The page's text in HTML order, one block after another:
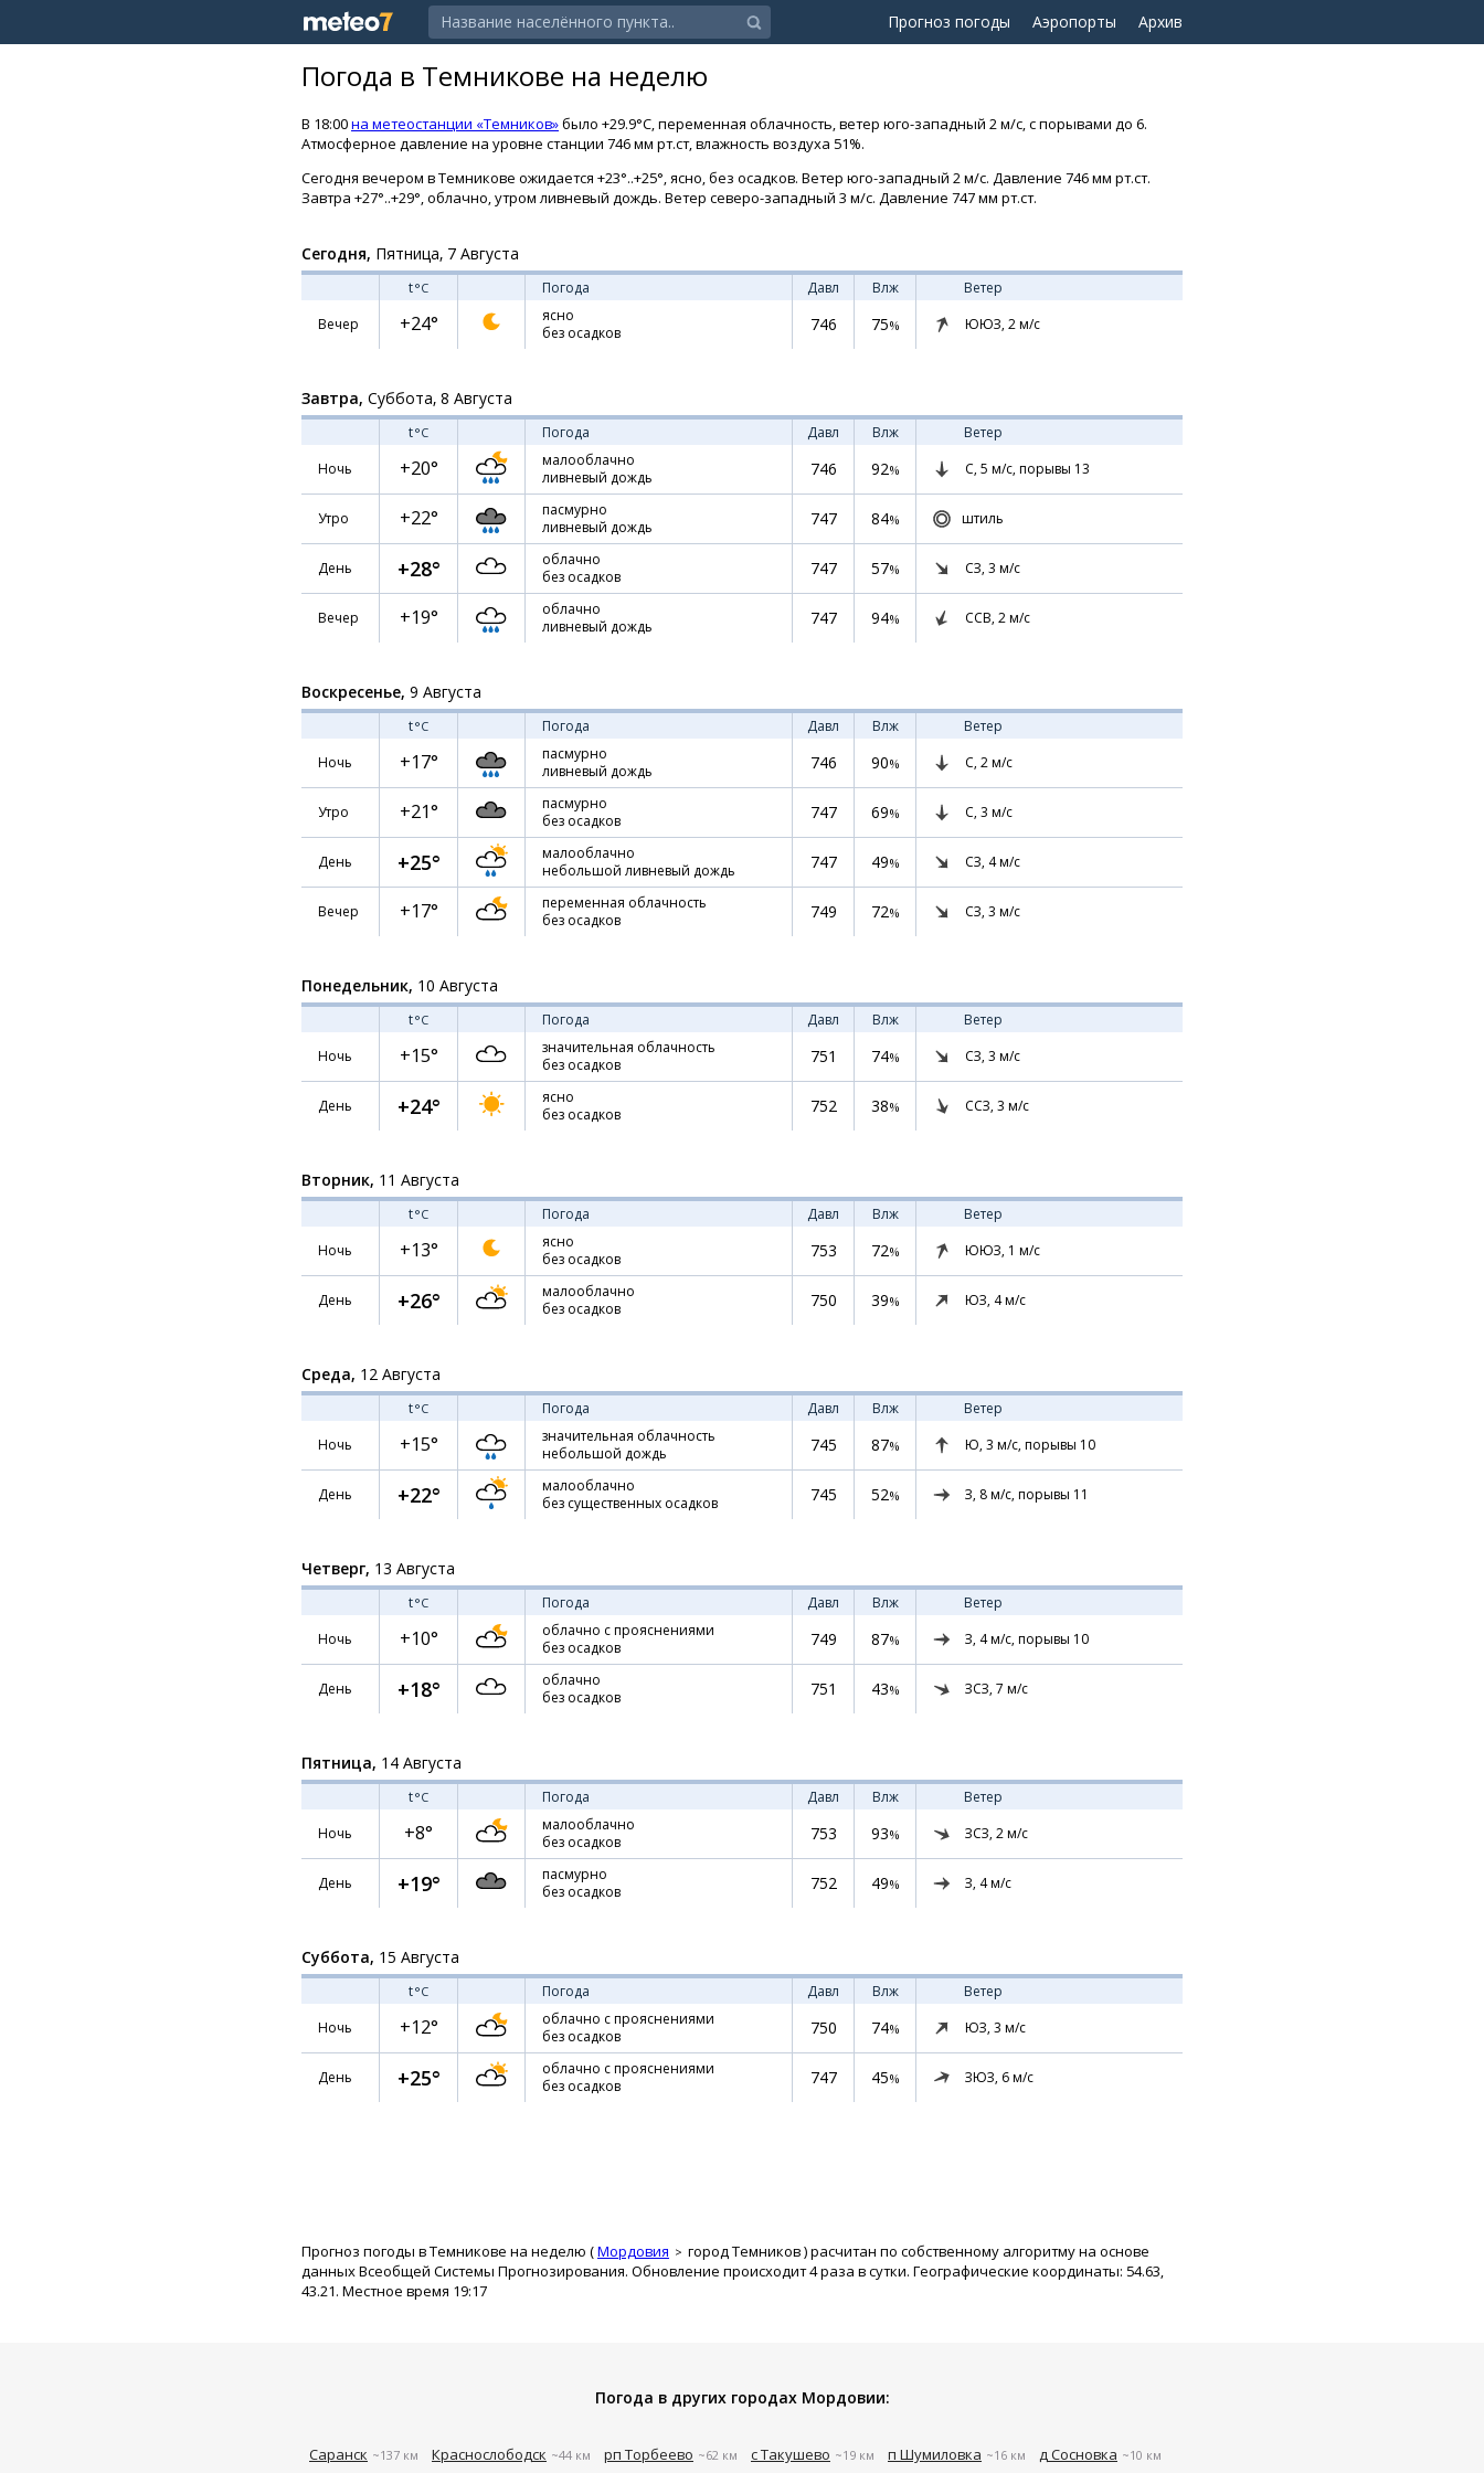
Прогноз погоды Аэропорты Архив
Погода в Темникове на неделю
В 18:00на метеостанции «Темников»было +29.9°C, переменная облачность, ветер юго-западный 2 м/с, с порывами до 6.
Атмосферное давление на уровне станции 746 мм рт.ст, влажность воздуха 51%.
Сегодня вечером в Темникове ожидается +23°..+25°, ясно, без осадков. Ветер юго-западный 2 м/с. Давление 746 мм рт.ст.
Завтра +27°..+29°, облачно, утром ливневый дождь. Ветер северо-западный 3 м/с. Давление 747 мм рт.ст.
Сегодня, Пятница, 7 Августа
t°C Погода Давл Влж
Ветер
Вечер
+24°
ясно
без осадков
746 75% ЮЮЗ, 2м/с
Завтра, Суббота, 8 Августа
t°C Погода Давл Влж
Ветер
Ночь
+20°
малооблачно
ливневый дождь
746 92% С, 5 м/с, порывы 13
Утро +22°
пасмурно
ливневый дождь
747 84% штиль
День +28°
облачно
без осадков
747 57% СЗ, 3 м/с
Вечер +19°
облачно
ливневый дождь
747 94% ССВ, 2м/с
Воскресенье, 9 Августа
t°C Погода Давл Влж
Ветер
Ночь
+17°
пасмурно
ливневый дождь
746 90% С, 2м/с
Утро +21°
пасмурно
без осадков
747 69% С, 3 м/с
День +25°
малооблачно
небольшой ливневый дождь
747 49% СЗ, 4м/с
Вечер +17°
переменная облачность
без осадков
749 72% СЗ, 3 м/с
Понедельник, 10 Августа
t°C Погода Давл Влж
Ветер
Ночь
+15°
значительная облачность
без осадков
751 74% СЗ, 3 м/с
День +24°
ясно
без осадков
752 38% ССЗ, 3 м/с
Вторник, 11 Августа
t°C Погода Давл Влж
Ветер
Ночь
+13°
ясно
без осадков
753 72% ЮЮЗ, 1 м/с
День +26°
малооблачно
без осадков
750 39% ЮЗ, 4м/с
Среда, 12 Августа
t°C Погода Давл Влж
Ветер
Ночь
+15°
значительная облачность
небольшой дождь
745 87% Ю, 3 м/с, порывы 10
День +22°
малооблачно
без существенных осадков
745 52% З, 8м/с, порывы 11
Четверг, 13 Августа
t°C Погода Давл Влж
Ветер
Ночь
+10°
облачно с прояснениями
без осадков
749 87% З, 4м/с, порывы 10
День +18°
облачно
без осадков
751 43% ЗСЗ, 7 м/с
Пятница, 14 Августа
t°C Погода Давл Влж
Ветер
Ночь
+8°
малооблачно
без осадков
753 93% ЗСЗ, 2м/с
День +19°
пасмурно
без осадков
752 49% З, 4м/с
Суббота, 15 Августа
t°C Погода Давл Влж
Ветер
Ночь
+12°
облачно с прояснениями
без осадков
750 74% ЮЗ, 3 м/с
День +25°
облачно с прояснениями
без осадков
747 45% ЗЮЗ, 6м/с
Прогноз погоды в Темникове на неделю (Мордовия город Темников) расчитан по собственному алгоритму на основе
данных Всеобщей Системы Прогнозирования. Обновление происходит 4 раза в сутки. Географические координаты: 54.63,
43.21. Местное время 19:17
Погода в других городах Мордовии:
Саранск ~137 км Краснослободск ~44 км рп Торбеево ~62 км с Такушево ~19 км п Шумиловка ~16 км д Сосновка ~10 км